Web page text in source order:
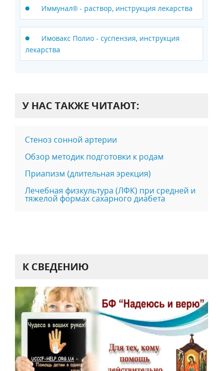
Иммунал® - раствор, инструкция лекарства
Имовакс Полио - суспензия, инструкция
лекарства
У НАС ТАКЖЕ ЧИТАЮТ:
Стеноз сонной артерии
Обзор методик подготовки к родам
Приапизм (длительная эрекция)
Лечебная физкультура (ЛФК) при средней и
тяжелой формах сахарного диабета
К СВЕДЕНИЮ